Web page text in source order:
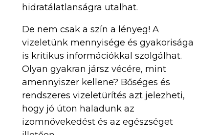
hidratálatlanságra utalhat.
De nem csak a szín a lényeg! A
vizeletünk mennyisége és gyakorisága
is kritikus információkkal szolgálhat.
Olyan gyakran jársz vécére, mint
amennyiszer kellene? Bőséges és
rendszeres vizeletürítés azt jelezheti,
hogy jó úton haladunk az
izomnövekedést és az egészséget